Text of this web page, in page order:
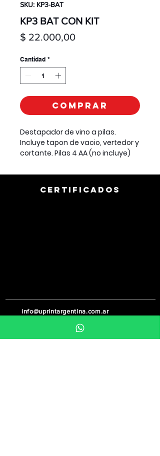
SKU: KP3-BAT
KP3 BAT CON KIT
$ 22.000,00Precio
Cantidad *
Comprar
Destapador de vino a pilas.
Incluye tapon de vacio, vertedor y
cortante. Pilas 4 AA (no incluye)
CERTIFICADOS
info@uprintargentina.com.ar